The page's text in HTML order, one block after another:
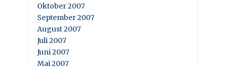
Oktober 2007
September 2007
August 2007
Juli 2007
Juni 2007
Mai 2007